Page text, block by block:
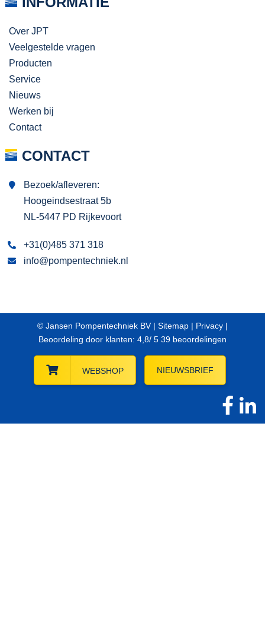
Over JPT
Veelgestelde vragen
Producten
Service
Nieuws
Werken bij
Contact
CONTACT
Bezoek/afleveren:
Hoogeindsestraat 5b
NL-5447 PD Rijkevoort
+31(0)485 371 318
info@pompentechniek.nl
© Jansen Pompentechniek BV | Sitemap | Privacy |
Beoordeling door klanten: 4,8/ 5 39 beoordelingen
WEBSHOP NIEUWSBRIEF